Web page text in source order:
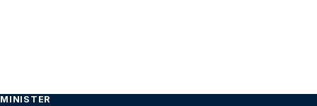
MINISTER